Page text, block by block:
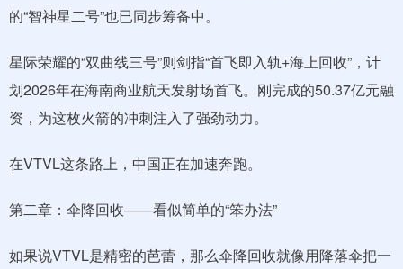
的“智神星二号”也已同步筹备中。
星际荣耀的“双曲线三号”则剑指“首飞即入轨+海上回收”，计
划2026年在海南商业航天发射场首飞。刚完成的50.37亿元融
资，为这枚火箭的冲刺注入了强劲动力。
在VTVL这条路上，中国正在加速奔跑。
第二章：伞降回收——看似简单的“笨办法”
如果说VTVL是精密的芭蕾，那么伞降回收就像用降落伞把一